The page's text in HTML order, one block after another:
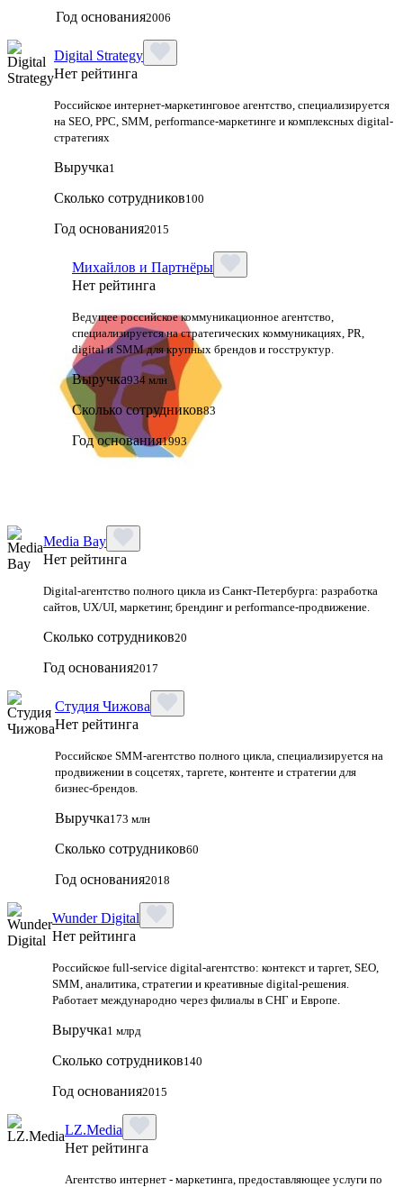
Год основания2006
Digital Strategy
Нет рейтинга
Российское интернет-маркетинговое агентство, специализируется
на SEO, PPC, SMM, performance-маркетинге и комплексных digital-
стратегиях
Выручка1
Сколько сотрудников100
Год основания2015
Михайлов и Партнёры
Нет рейтинга
Ведущее российское коммуникационное агентство,
специализируется на стратегических коммуникациях, PR,
digital и SMM для крупных брендов и госструктур.
Выручка934 млн
Сколько сотрудников83
Год основания1993
Media Bay
Нет рейтинга
Digital‑агентство полного цикла из Санкт‑Петербурга: разработка
сайтов, UX/UI, маркетинг, брендинг и performance‑продвижение.
Сколько сотрудников20
Год основания2017
Студия Чижова
Нет рейтинга
Российское SMM-агентство полного цикла, специализируется на
продвижении в соцсетях, таргете, контенте и стратегии для
бизнес-брендов.
Выручка173 млн
Сколько сотрудников60
Год основания2018
Wunder Digital
Нет рейтинга
Российское full-service digital-агентство: контекст и таргет, SEO,
SMM, аналитика, стратегии и креативные digital-решения.
Работает международно через филиалы в СНГ и Европе.
Выручка1 млрд
Сколько сотрудников140
Год основания2015
LZ.Media
Нет рейтинга
Агентство интернет - маркетинга, предоставляющее услуги по